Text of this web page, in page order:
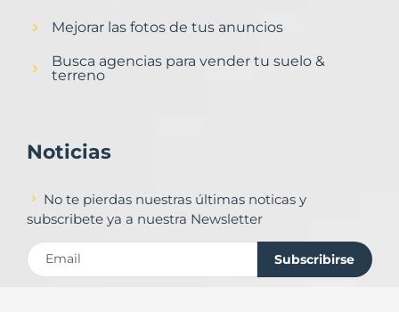
Mejorar las fotos de tus anuncios
Busca agencias para vender tu suelo &
terreno
Noticias
No te pierdas nuestras últimas noticas y
subscribete ya a nuestra Newsletter
Subscribirse